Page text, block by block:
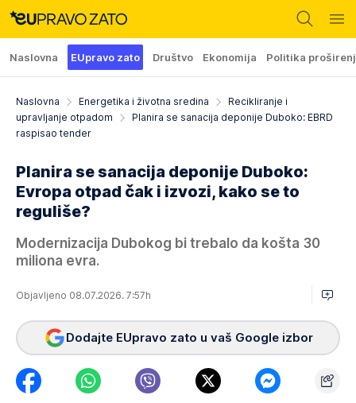
Naslovna EUpravo zato Društvo Ekonomija Politika
Naslovna Energetika i životna sredina
Recikliranje i
upravljanje otpadom
Planira se sanacija deponije Duboko: EBRD
raspisao tender
Planira se sanacija deponije Duboko:
Evropa otpad čak i izvozi, kako se to
reguliše?
Modernizacija Dubokog bi trebalo da košta 30
miliona evra.
Objavljeno 08.07.2026. 7:57h
Dodajte EUpravo zato u vaš Google izbor